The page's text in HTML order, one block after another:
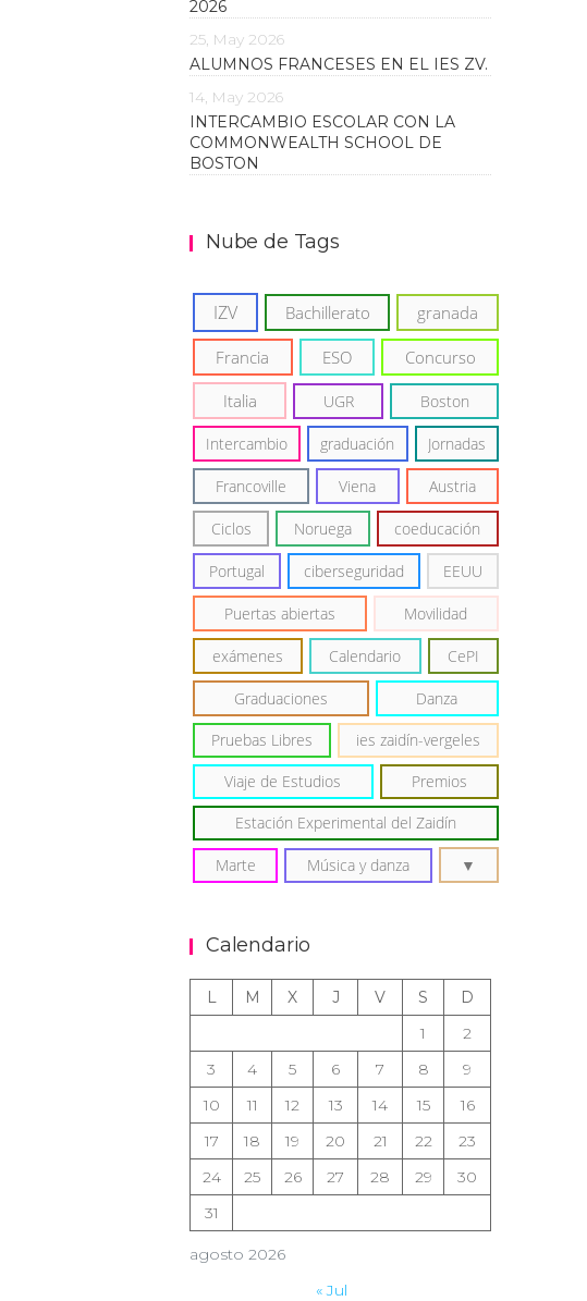
2026
25, May 2026
ALUMNOS FRANCESES EN EL IES ZV.
14, May 2026
INTERCAMBIO ESCOLAR CON LA
COMMONWEALTH SCHOOL DE
BOSTON
Nube de Tags
IZV Bachillerato granada
Francia ESO
Concurso
Italia
UGR Boston
Intercambio graduación Jornadas
Francoville Viena Austria
Ciclos Noruega coeducación
Portugal ciberseguridad EEUU
Puertas abiertas Movilidad
exámenes Calendario CePI
Graduaciones Danza
Pruebas Libres ies zaidín-vergeles
Viaje de Estudios Premios
Estación Experimental del Zaidín
Marte Música y danza
Calendario
agosto 2026
L M X J V S
D
1
2
3
4 5 6 7 8
9
10
11 12 13 14 15
16
17
18 19 20 21 22
23
24
25 26 27 28 29
30
31
« Jul